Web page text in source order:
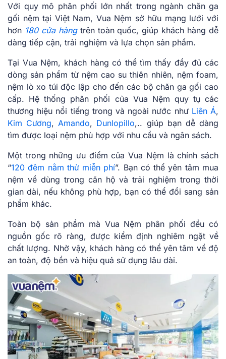
Với quy mô phân phối lớn nhất trong ngành chăn ga
gối nệm tại Việt Nam, Vua Nệm sở hữu mạng lưới với
hơn 180 cửa hàngtrên toàn quốc, giúp khách hàng dễ
dàng tiếp cận, trải nghiệm và lựa chọn sản phẩm.
Tại Vua Nệm, khách hàng có thể tìm thấy đầy đủ các
dòng sản phẩm từ nệm cao su thiên nhiên, nệm foam,
nệm lò xo túi độc lập cho đến các bộ chăn ga gối cao
cấp. Hệ thống phân phối của Vua Nệm quy tụ các
thương hiệu nổi tiếng trong và ngoài nước như Liên Á,
Kim Cương, Amando, Dunlopillo,.. giúp bạn dễ dàng
tìm được loại nệm phù hợp với nhu cầu và ngân sách.
Một trong những ưu điểm của Vua Nệm là chính sách
“120 đêm nằm thử miễn phí”. Bạn có thể yên tâm mua
nệm về dùng trong căn hộ và trải nghiệm trong thời
gian dài, nếu không phù hợp, bạn có thể đổi sang sản
phẩm khác.
Toàn bộ sản phẩm mà Vua Nệm phân phối đều có
nguồn gốc rõ ràng, được kiểm định nghiêm ngặt về
chất lượng. Nhờ vậy, khách hàng có thể yên tâm về độ
an toàn, độ bền và hiệu quả sử dụng lâu dài.